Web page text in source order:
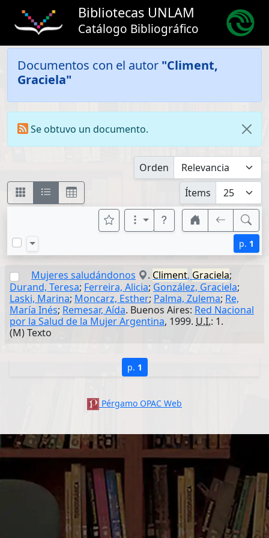
Bibliotecas UNLAM
Catálogo Bibliográfico
Documentos con el autor "Climent,
Graciela"
Se obtuvo un documento.
Orden
Ítems
p. 1
Mujeres saludándonos . Climent, Graciela;
Durand, Teresa; Ferreira, Alicia; González, Graciela;
Laski, Marina; Moncarz, Esther; Palma, Zulema; Re,
María Inés; Remesar, Aída. Buenos Aires: Red Nacional
por la Salud de la Mujer Argentina, 1999. U.I.: 1.
(M) Texto
p. 1
Pérgamo OPAC Web